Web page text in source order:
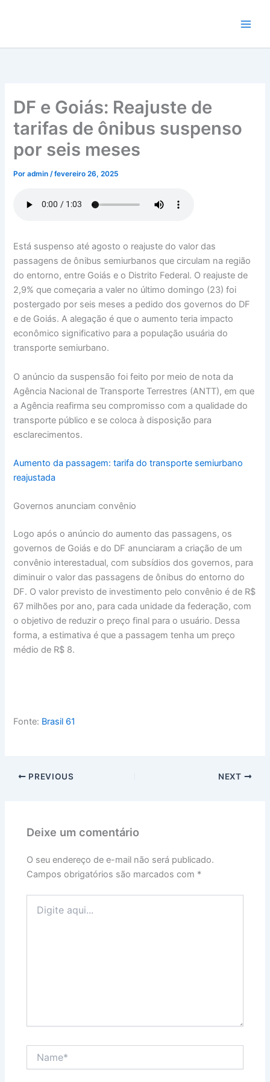
conteúdo
DF e Goiás: Reajuste de
tarifas de ônibus suspenso
por seis meses
Poradmin/fevereiro 26, 2025
Está suspenso até agosto o reajuste do valor das
passagens de ônibus semiurbanos que circulam na região
do entorno, entre Goiás e o Distrito Federal. O reajuste de
2,9% que começaria a valer no último domingo (23) foi
postergado por seis meses a pedido dos governos do DF
e de Goiás. A alegação é que o aumento teria impacto
econômico significativo para a população usuária do
transporte semiurbano.
O anúncio da suspensão foi feito por meio de nota da
Agência Nacional de Transporte Terrestres (ANTT), em que
a Agência reafirma seu compromisso com a qualidade do
transporte público e se coloca à disposição para
esclarecimentos.
Aumento da passagem: tarifa do transporte semiurbano
reajustada
Governos anunciam convênio
Logo após o anúncio do aumento das passagens, os
governos de Goiás e do DF anunciaram a criação de um
convênio interestadual, com subsídios dos governos, para
diminuir o valor das passagens de ônibus do entorno do
DF. O valor previsto de investimento pelo convênio é de R$
67 milhões por ano, para cada unidade da federação, com
o objetivo de reduzir o preço final para o usuário. Dessa
forma, a estimativa é que a passagem tenha um preço
médio de R$ 8.
Fonte: Brasil 61
PREVIOUS NEXT
Deixe um comentário
O seu endereço de e-mail não será publicado.
Campos obrigatórios são marcados com *
aqui...